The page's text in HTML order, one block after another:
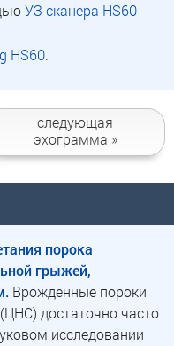
УЗ сканера HS60
HS60.
следующая
эхограмма »
порока
грыжей,
Врожденные пороки
достаточно часто
исследовании